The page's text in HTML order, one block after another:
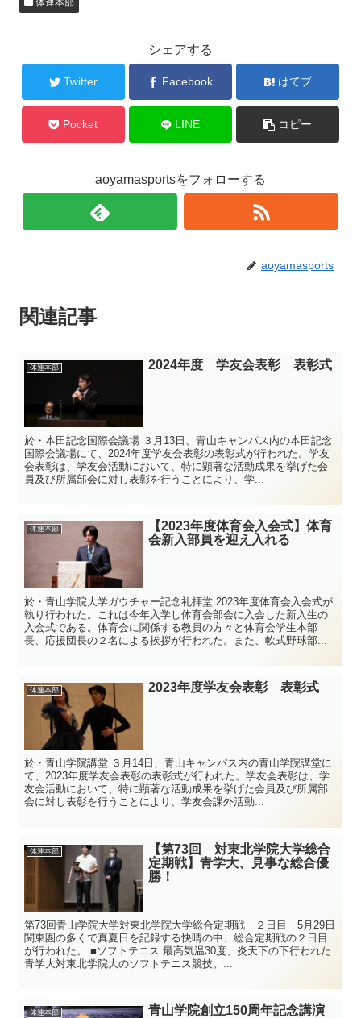
体連本部
シェアする
Twitter Facebook はてブ
Pocket LINE コピー
aoyamasportsをフォローする
aoyamasports
関連記事
体連本部 2024年度 学友会表彰 表彰式
於・本田記念国際会議場 ３月13日、青山キャンパス内の本田記念
国際会議場にて、2024年度学友会表彰の表彰式が行われた。学友
会表彰は、学友会活動において、特に顕著な活動成果を挙げた会
員及び所属部会に対し表彰を行うことにより、学...
体連本部
【2023年度体育会入会式】体育
会新入部員を迎え入れる
於・青山学院大学ガウチャー記念礼拝堂 2023年度体育会入会式が
執り行われた。これは今年入学し体育会部会に入会した新入生の
入会式である。体育会に関係する教員の方々と体育会学生本部
長、応援団長の２名による挨拶が行われた。また、軟式野球部...
体連本部 2023年度学友会表彰 表彰式
於・青山学院講堂 ３月14日、青山キャンパス内の青山学院講堂に
て、2023年度学友会表彰の表彰式が行われた。学友会表彰は、学
友会活動において、特に顕著な活動成果を挙げた会員及び所属部
会に対し表彰を行うことにより、学友会課外活動...
体連本部
【第73回 対東北学院大学総合
定期戦】青学大、見事な総合優
勝！
第73回青山学院大学対東北学院大学総合定期戦 ２日目 5月29日
関東圏の多くで真夏日を記録する快晴の中、総合定期戦の２日目
が行われた。 ■ソフトテニス 最高気温30度、炎天下の下行われた
青学大対東北学院大のソフトテニス競技。...
体連本部 青山学院創立150周年記念講演